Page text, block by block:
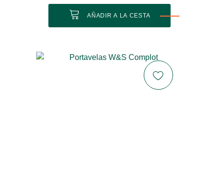
AÑADIR A LA CESTA